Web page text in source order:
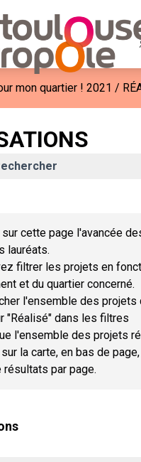
mon quartier ! 2021 /
cette page l'avancée
lauréats.
filtrer les projets en
et du quartier concerné.
l'ensemble des projets
"Réalisé" dans les filtres
l'ensemble des projets
la carte, en bas de
résultats par page.